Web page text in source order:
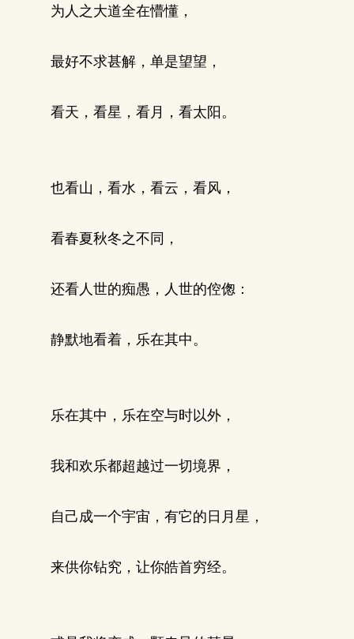
为人之大道全在懵懂，
最好不求甚解，单是望望，
看天，看星，看月，看太阳。
也看山，看水，看云，看风，
看春夏秋冬之不同，
还看人世的痴愚，人世的倥偬：
静默地看着，乐在其中。
乐在其中，乐在空与时以外，
我和欢乐都超越过一切境界，
自己成一个宇宙，有它的日月星，
来供你钻究，让你皓首穷经。